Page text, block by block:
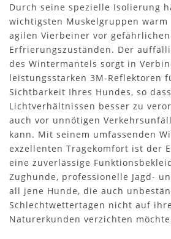
Durch seine spezielle Isolierung
wichtigsten Muskelgruppen
agilen Vierbeiner vor gefährlichen
Erfrierungszuständen. Der
des Wintermantels sorgt in
leistungsstarken 3M-Reflektoren
Sichtbarkeit Ihres Hundes, so
Lichtverhältnissen besser zu
auch vor unnötigen
kann. Mit seinem umfassenden
exzellenten Tragekomfort ist der
eine zuverlässige
Zughunde, professionelle Jagd-
all jene Hunde, die auch
Schlechtwettertagen nicht auf
Naturerkunden verzichten